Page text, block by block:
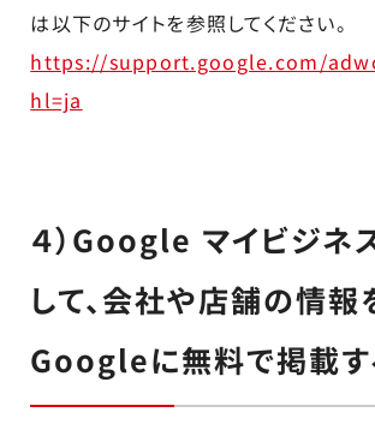
は以下のサイトを参照してください。
https://support.google.com/
hl=ja
４）Google マイビジネ
して、会社や店舗の情報
Googleに無料で掲載す